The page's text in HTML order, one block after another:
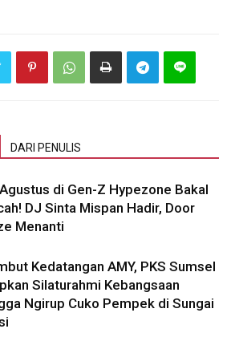
DARI PENULIS
di Gen-Z Hypezone Bakal
DJ Sinta Mispan Hadir, Door
Menanti
Kedatangan AMY, PKS Sumsel
Silaturahmi Kebangsaan
Ngirup Cuko Pempek di Sungai